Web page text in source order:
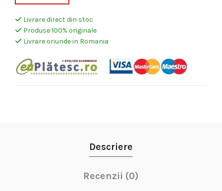
Livrare direct din stoc
Produse 100% originale
Livrare oriunde in Romania
Descriere
Recenzii (0)